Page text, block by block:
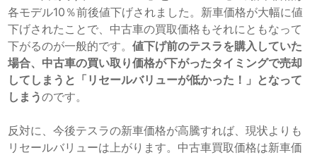
各モデル10％前後値下げされました。新車価格が大幅に値
下げされたことで、中古車の買取価格もそれにともなって
下がるのが一般的です。値下げ前のテスラを購入していた
場合、中古車の買い取り価格が下がったタイミングで売却
してしまうと「リセールバリューが低かった！」となって
しまうのです。
反対に、今後テスラの新車価格が高騰すれば、現状よりも
リセールバリューは上がります。中古車買取価格は新車価